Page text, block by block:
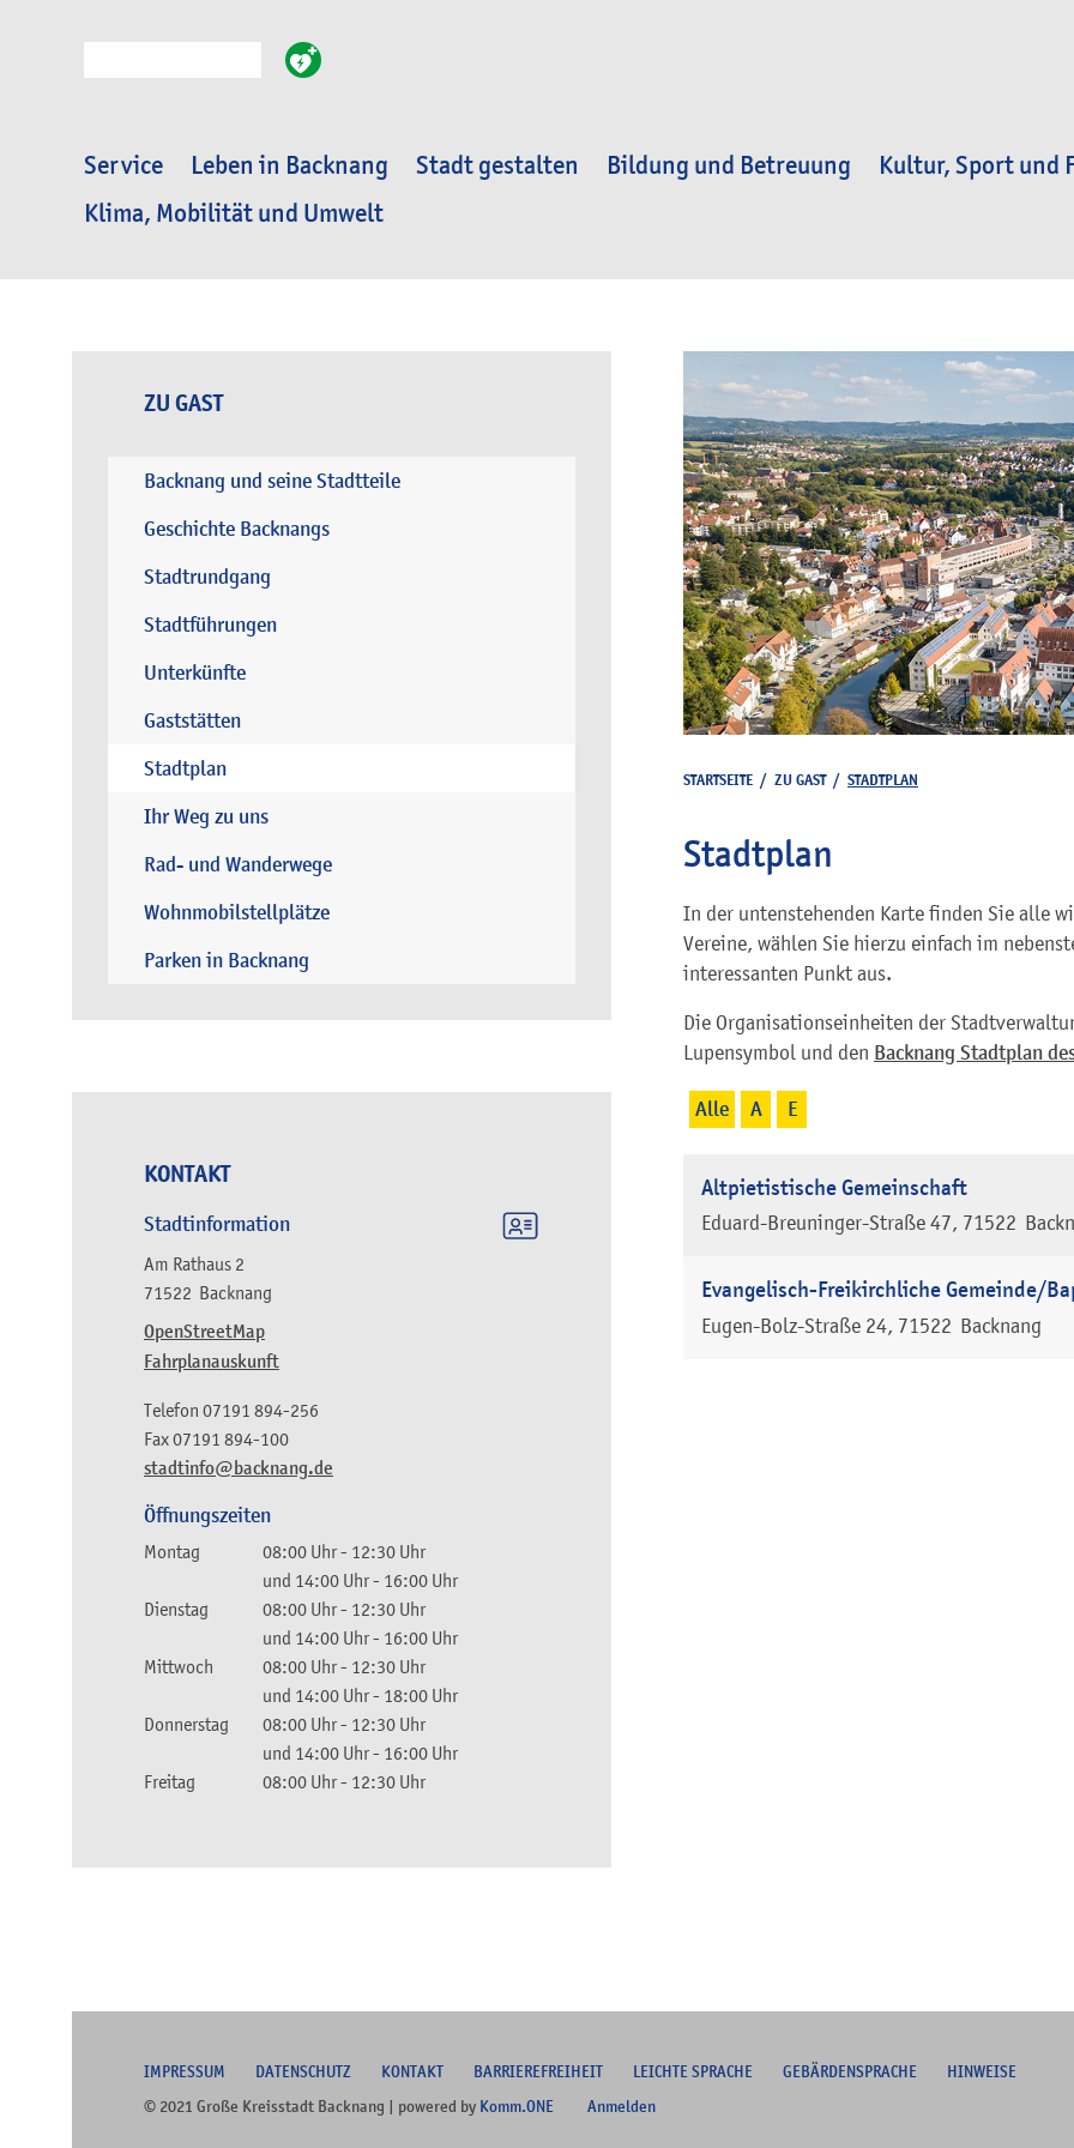
Service Leben in Backnang Stadt gestalten Bildung und Betreuung Kultur, Sport und
Klima, Mobilität und Umwelt
ZU GAST
Backnang und seine Stadtteile
Geschichte Backnangs
Stadtrundgang
Stadtführungen
Unterkünfte
Gaststätten
Stadtplan
Ihr Weg zu uns
Rad- und Wanderwege
Wohnmobilstellplätze
Parken in Backnang
KONTAKT
Stadtinformation
Am Rathaus 2
71522 Backnang
OpenStreetMap
Fahrplanauskunft
stadtinfo@backnang.de
Telefon 07191 894-256
Fax07191 894-100
Öffnungszeiten
Montag 08:00 Uhr- 12:30 Uhr
und 14:00 Uhr- 16:00 Uhr
Dienstag
08:00 Uhr- 12:30 Uhr
und 14:00 Uhr- 16:00 Uhr
Mittwoch
08:00 Uhr- 12:30 Uhr
und 14:00 Uhr- 18:00 Uhr
Donnerstag
08:00 Uhr- 12:30 Uhr
und 14:00 Uhr- 16:00 Uhr
Freitag
08:00 Uhr- 12:30 Uhr
STARTSEITE / ZU GAST/ STADTPLAN
Stadtplan
In der untenstehenden Karte finden Sie alle
Vereine, wählen Sie hierzu einfach im
interessanten Punkt aus.
Die Organisationseinheiten der
Lupensymbol und den Backnang Stadtplan
Alle A E
Altpietistische Gemeinschaft
Eduard-Breuninger-Straße 47 71522
Evangelisch-Freikirchliche Gemeinde/
Eugen-Bolz-Straße 24 71522 Backnang
IMPRESSUM DATENSCHUTZ KONTAKT BARRIEREFREIHEIT LEICHTE SPRACHE GEBÄRDENSPRACHE
HINWEISE
© 2021 Große Kreisstadt Backnang | powered by Komm.ONE Anmelden